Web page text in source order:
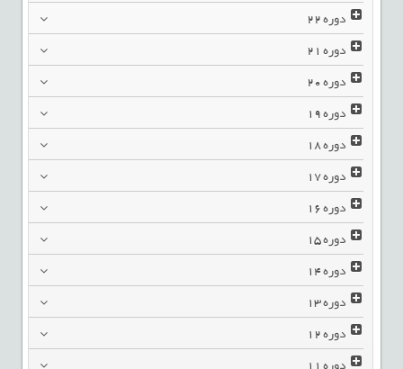
دوره22
دوره21
دوره20
دوره19
دوره18
دوره17
دوره16
دوره15
دوره14
دوره13
دوره12